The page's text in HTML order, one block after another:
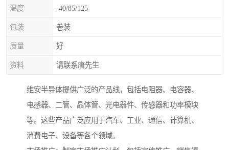
温度 -40/85/125
包装 卷装
质量 好
资料 请联系唐先生
维安半导体提供广泛的产品线，包括电阻器、电容器、
电感器、二管、晶体管、光电器件、传感器和功率模块
等。这些产品广泛应用于汽车、工业、通信、计算机、
消费电子、设备等各个领域。